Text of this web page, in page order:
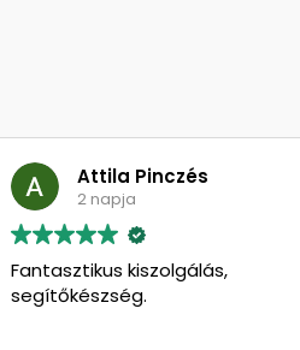
Attila Pinczés
2 napja
Fantasztikus kiszolgálás,
segítőkészség.